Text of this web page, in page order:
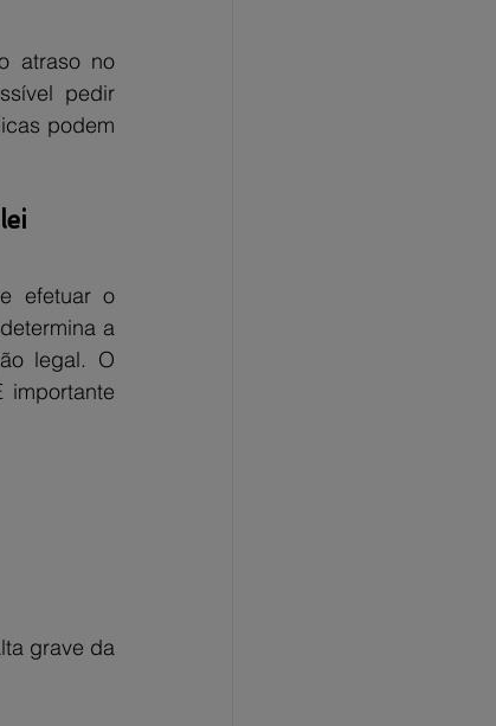
atraso no
pedir
podem
efetuar o
a
legal. O
importante
grave da